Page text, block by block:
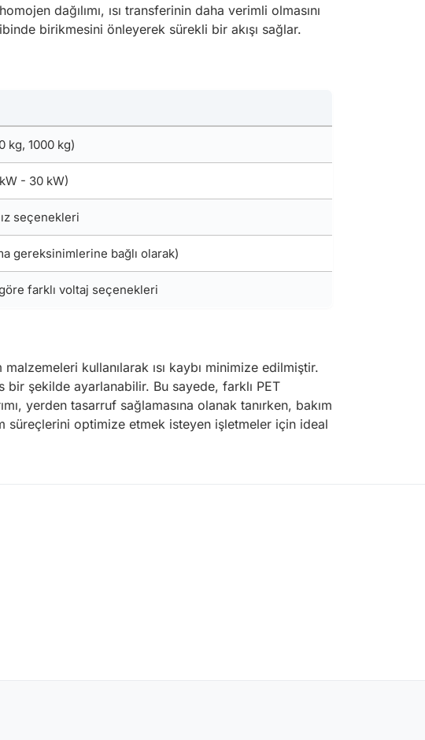
dağılımı, ısı transferinin daha verimli olmasını
birikmesini önleyerek sürekli bir akışı sağlar.
kg, 1000 kg)
- 30 kW)
seçenekleri
gereksinimlerine bağlı olarak)
farklı voltaj seçenekleri
kullanılarak ısı kaybı minimize edilmiştir.
bir şekilde ayarlanabilir. Bu sayede, farklı PET
yerden tasarruf sağlamasına olanak tanırken, bakım
süreçlerini optimize etmek isteyen işletmeler için ideal